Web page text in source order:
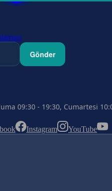
Gönder
09:30 - 19:30, Cumartesi
Instagram YouTube